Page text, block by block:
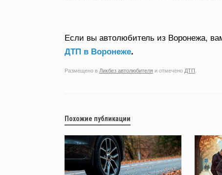
Если вы автолюбитель из Воронежа,
ДТП в Воронеже.
Размещено в Ликбез автолюбителяи отмечено ДТП
Похожие публикации